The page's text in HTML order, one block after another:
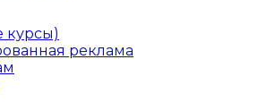
курсы)
реклама